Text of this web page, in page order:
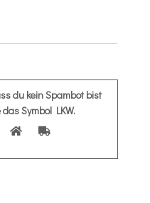
du kein Spambot bist
Symbol LKW.